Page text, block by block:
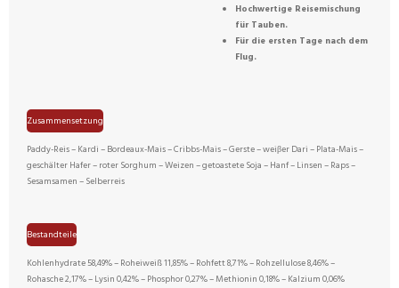
Hochwertige Reisemischung
für Tauben.
Für die ersten Tage nach dem
Flug.
Zusammensetzung
Paddy-Reis – Kardi – Bordeaux-Mais – Cribbs-Mais – Gerste – weiβer Dari – Plata-Mais –
geschälter Hafer – roter Sorghum – Weizen – getoastete Soja – Hanf – Linsen – Raps –
Sesamsamen – Selberreis
Bestandteile
Kohlenhydrate 58,49% – Roheiweiß 11,85% – Rohfett 8,71% – Rohzellulose 8,46% –
Rohasche 2,17% – Lysin 0,42% – Phosphor 0,27% – Methionin 0,18% – Kalzium 0,06%